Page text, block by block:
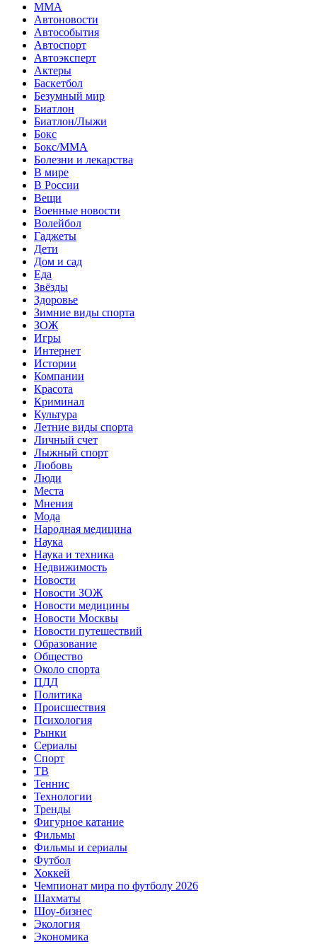
MMA
Автоновости
Автособытия
Автоспорт
Автоэксперт
Актеры
Баскетбол
Безумный мир
Биатлон
Биатлон/Лыжи
Бокс
Бокс/MMA
Болезни и лекарства
В мире
В России
Вещи
Военные новости
Волейбол
Гаджеты
Дети
Дом и сад
Еда
Звёзды
Здоровье
Зимние виды спорта
ЗОЖ
Игры
Интернет
Истории
Компании
Красота
Криминал
Культура
Летние виды спорта
Личный счет
Лыжный спорт
Любовь
Люди
Места
Мнения
Мода
Народная медицина
Наука
Наука и техника
Недвижимость
Новости
Новости ЗОЖ
Новости медицины
Новости Москвы
Новости путешествий
Образование
Общество
Около спорта
ПДД
Политика
Происшествия
Психология
Рынки
Сериалы
Спорт
ТВ
Теннис
Технологии
Тренды
Фигурное катание
Фильмы
Фильмы и сериалы
Футбол
Хоккей
Чемпионат мира по футболу 2026
Шахматы
Шоу-бизнес
Экология
Экономика